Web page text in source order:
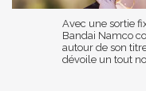
Avec une sortie
Bandai Namco
autour de son
dévoile un tout